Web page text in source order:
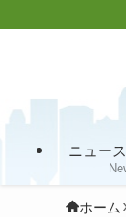
ニュー
ホーム